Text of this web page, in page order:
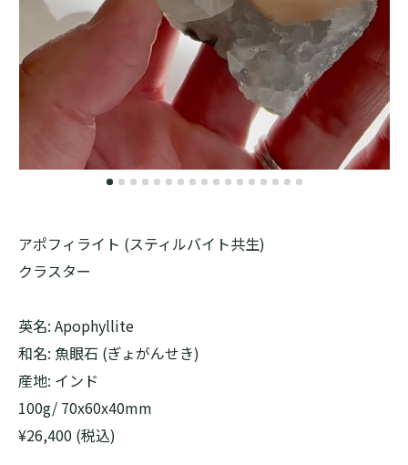
アポフィライト (スティルバイト共生)
クラスター
英名: Apophyllite
和名: 魚眼石 (ぎょがんせき)
産地: インド
100g/ 70x60x40mm
¥26,400 (税込)